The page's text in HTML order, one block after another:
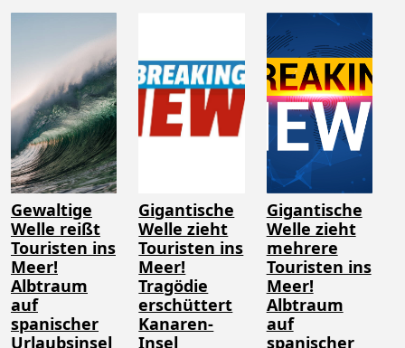
Gewaltige
Welle reißt
Touristen ins
Meer!
Albtraum
auf
spanischer
Urlaubsinsel
Gigantische
Welle zieht
Touristen ins
Meer!
Tragödie
erschüttert
Kanaren-
Insel
Gigantische
Welle zieht
mehrere
Touristen ins
Meer!
Albtraum
auf
spanischer